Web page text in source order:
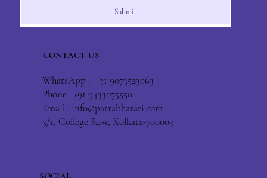
Submit
CONTACT US
WhatsApp : +91 9073523063
Phone : +91 9433075550
Email : info@patrabharati.com
3/1, College Row, Kolkata-700009
SOCIAL